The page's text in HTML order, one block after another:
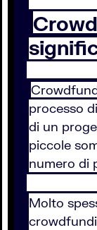
processo
di un
piccole
numero di
Molto